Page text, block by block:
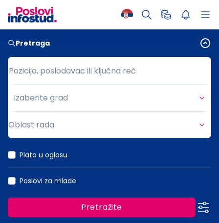
Pretraga
Pozicija, poslodavac ili ključna reč
Pozicija, poslodavac ili ključna reč
Grad
Izaberite grad
Oblast rada
Plata u oglasu
Poslovi za mlade
Pretražite